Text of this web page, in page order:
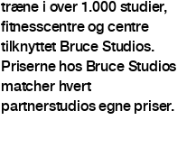
træne i over 1.000 studier,
fitnesscentre og centre
tilknyttet Bruce Studios.
Priserne hos Bruce Studios
matcher hvert
partnerstudios egne priser.